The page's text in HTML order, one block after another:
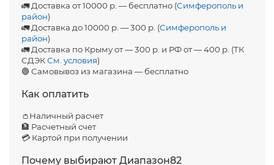
🚛 Доставка от 10000 р. — бесплатно (Симферополь и
район)
🚛 Доставка до 10000 р. — 300 р. (Симферополь и
район)
🚛 Доставка по Крыму от — 300 р. и РФ от — 400 р. (ТК
СДЭКСм. условия)
🟢 Самовывоз из магазина — бесплатно
Как оплатить
👛Наличный расчет
🏦 Расчетный счет
💳 Картой при получении
Почему выбирают Диапазон82